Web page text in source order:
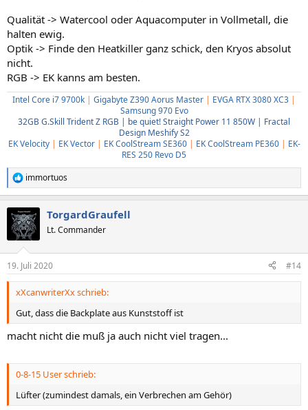
Qualität -> Watercool oder Aquacomputer in Vollmetall, die
halten ewig.
Optik -> Finde den Heatkiller ganz schick, den Kryos absolut
nicht.
RGB -> EK kanns am besten.
Intel Core i7 9700k | Gigabyte Z390 Aorus Master | EVGA RTX 3080 XC3 |
Samsung 970 Evo
32GB G.Skill Trident Z RGB | be quiet! Straight Power 11 850W | Fractal
Design Meshify S2
EK Velocity | EK Vector | EK CoolStream SE360 | EK CoolStream PE360 | EK-
RES 250 Revo D5
R
e
k
t
e
n
immortuos
TorgardGraufell
Lt. Commander
19. Juli 2020 #14
xXcanwriterXx schrieb:
Gut, dass die Backplate aus Kunststoff ist
macht nicht die muß ja auch nicht viel tragen...
0-8-15 User schrieb:
Lüfter (zumindest damals, ein Verbrechen am Gehör)